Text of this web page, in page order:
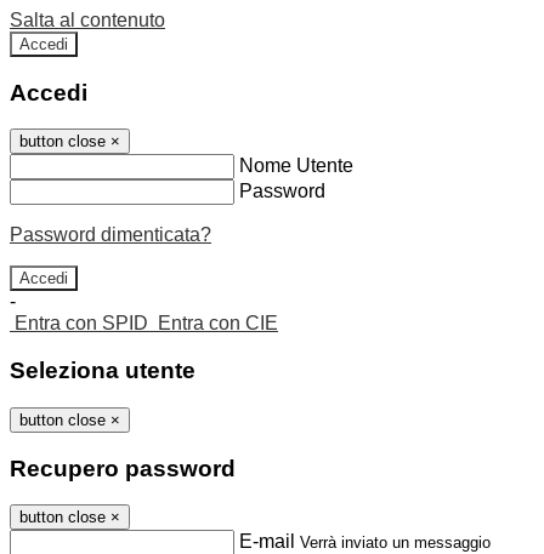
Salta al contenuto
Accedi
Accedi
button close ×
Nome Utente
Password
Password dimenticata?
-
Entra con SPID
Entra con CIE
Seleziona utente
button close ×
Recupero password
button close ×
E-mail Verrà inviato un messaggio